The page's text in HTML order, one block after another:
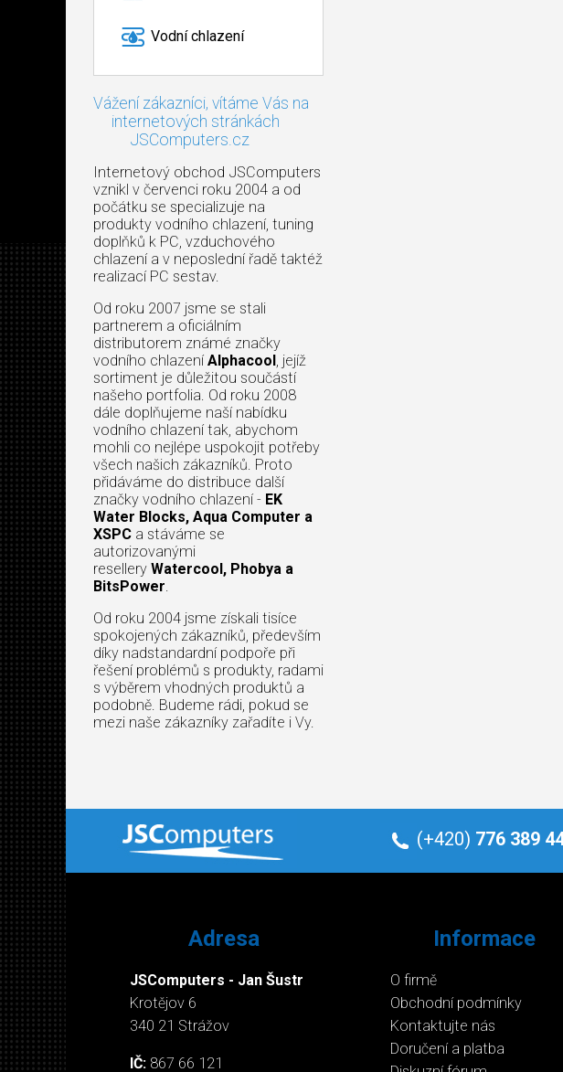
Vodní chlazení
Vážení zákazníci, vítáme Vás na
internetových stránkách
JSComputers.cz
Internetový obchod JSComputers
vznikl v červenci roku 2004 a od
počátku se specializuje na
produkty vodního chlazení, tuning
doplňků k PC, vzduchového
chlazení a v neposlední řadě taktéž
realizací PC sestav.
Od roku 2007 jsme se stali
partnerem a oficiálním
distributorem známé značky
vodního chlazení Alphacool, jejíž
sortiment je důležitou součástí
našeho portfolia. Od roku 2008
dále doplňujeme naší nabídku
vodního chlazení tak, abychom
mohli co nejlépe uspokojit potřeby
všech našich zákazníků. Proto
přidáváme do distribuce další
značky vodního chlazení - EK
Water Blocks, Aqua Computer a
XSPC a stáváme se
autorizovanými
resellery Watercool, Phobya a
BitsPower.
Od roku 2004 jsme získali tisíce
spokojených zákazníků, především
díky nadstandardní podpoře při
řešení problémů s produkty, radami
s výběrem vhodných produktů a
podobně. Budeme rádi, pokud se
mezi naše zákazníky zařadíte i Vy.
(+420) 776 389
Adresa
JSComputers - Jan Šustr
Krotějov 6
340 21 Strážov
IČ: 867 66 121
Informace
O firmě
Obchodní podmínky
Kontaktujte nás
Doručení a platba